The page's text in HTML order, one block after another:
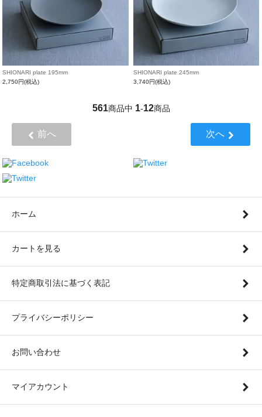
SHIONARI plate 195mm
2,750円(税込)
SHIONARI plate 245mm
3,740円(税込)
561商品中 1-12商品
前へ 次へ
ホーム
カートを見る
特定商取引法に基づく表記
プライバシーポリシー
お問い合わせ
マイアカウント